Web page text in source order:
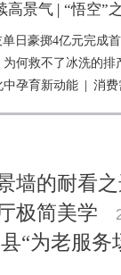
高景气 | “悟空”
日豪掷4亿元完成
何救不了冰洗的排
孕育新动能
消费
墙的耐看
极简美学
“为老服务